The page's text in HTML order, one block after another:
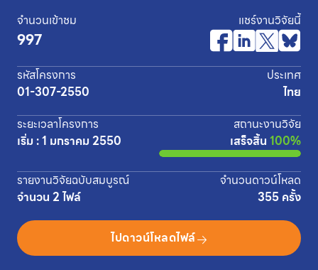
จำนวนเข้าชม
997
แชร์งานวิจัยนี้
รหัสโครงการ
01-307-2550
ประเทศ
ไทย
ระยะเวลาโครงการ
เริ่ม : 1 มกราคม 2550
สถานะงานวิจัย
เสร็จสิ้น 100%
รายงานวิจัยฉบับสมบูรณ์
จำนวน 2 ไฟล์
จำนวนดาวน์โหลด
355 ครั้ง
ไปดาวน์โหลดไฟล์